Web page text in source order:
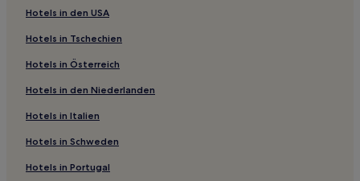
Hotels nahe Straßenbahnhaltestelle Am Faulen See
Hotels nahe Straßenbahnhaltestelle Humannplatz
Hotels nahe Straßenbahnhaltestelle Grünberger
Straße/Warschauer Straße
Hotels nahe Straßenbahnhaltestelle Lichtenberg Station
Hotels nahe Straßenbahnhaltestelle Revaler Straße
Hotels nahe Straßenbahnhaltestelle Rosenthaler Straße
Hotels nahe Straßenbahnhaltestelle Bersarinplatz
Hotels in den USA
Hotels in Tschechien
Hotels in Österreich
Hotels in den Niederlanden
Hotels in Italien
Hotels in Schweden
Hotels in Portugal